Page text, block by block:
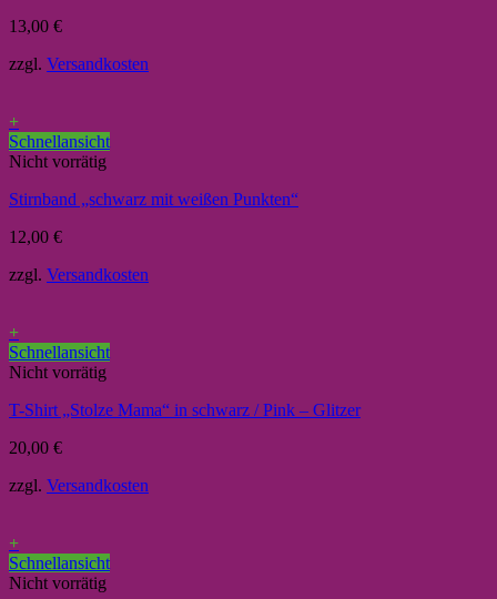
13,00 €
zzgl. Versandkosten
+
Schnellansicht
Nicht vorrätig
Stirnband „schwarz mit weißen Punkten“
12,00 €
zzgl. Versandkosten
+
Schnellansicht
Nicht vorrätig
T-Shirt „Stolze Mama“ in schwarz / Pink – Glitzer
20,00 €
zzgl. Versandkosten
+
Schnellansicht
Nicht vorrätig